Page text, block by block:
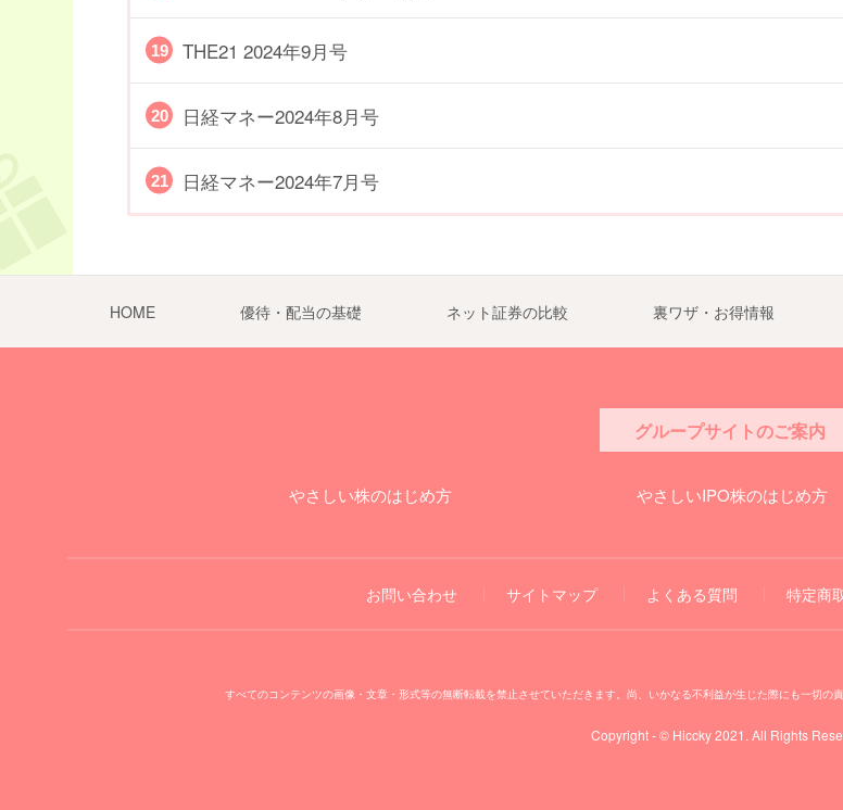
THE21 2024年9月号
日経マネー2024年8月号
日経マネー2024年7月号
HOME 優待・配当の基礎 ネット証券の比較 裏ワザ・お得情報
グループサイトのご案内
やさしい株のはじめ方 やさしいIPO株のはじめ方
お問い合わせ サイトマップ よくある質問 特定商
すべてのコンテンツの画像・文章・形式等の無断転載を禁止させていただきます。尚、いかなる不利益が生じた際にも一切の
Copyright - © Hiccky 2021. All Rights